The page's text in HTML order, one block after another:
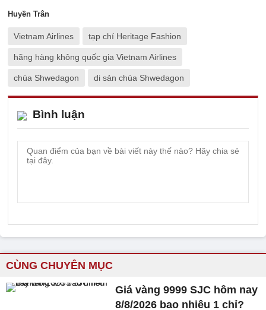
Huyền Trân
Vietnam Airlines tạp chí Heritage Fashion
hãng hàng không quốc gia Vietnam Airlines
chùa Shwedagon di sản chùa Shwedagon
Bình luận
CÙNG CHUYÊN MỤC
Giá vàng 9999 SJC hôm nay
8/8/2026 bao nhiêu 1 chỉ?